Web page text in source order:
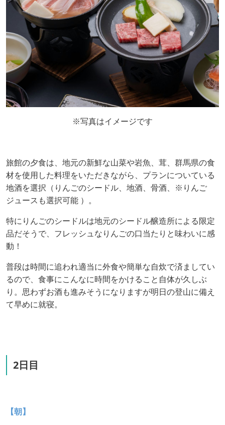
※写真はイメージです
旅館の夕食は、地元の新鮮な山菜や岩魚、茸、群馬県の食
材を使用した料理をいただきながら、 プランについている
地酒を選択（りんごのシードル、地酒、骨酒、※りんご
ジュースも選択可能 ）。
特にりんごのシードルは地元のシードル醸造所による限定
品だそうで、フレッシュなりんごの口当たりと味わいに感
動！
普段は時間に追われ適当に外食や簡単な自炊で済ましてい
るので、食事に こんなに時間をかけること自体が久しぶ
り。思わずお酒も進みそうになりますが明日の登山に備え
て早めに就寝。
2日目
【朝】